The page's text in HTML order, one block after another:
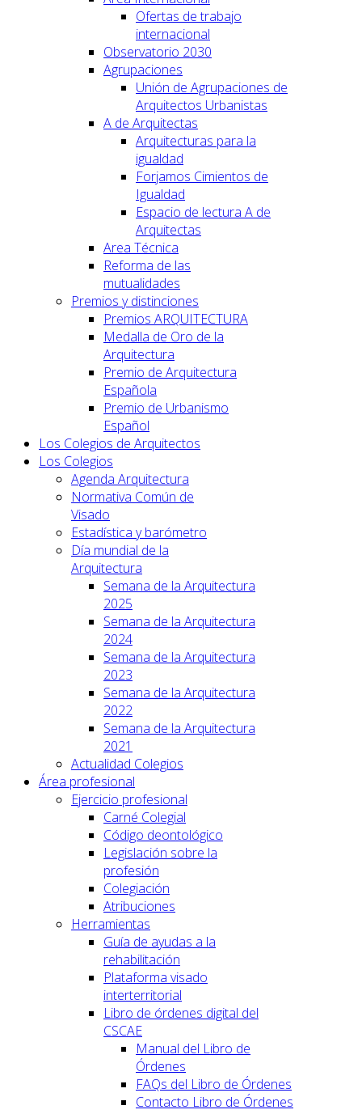
Ofertas de trabajo
internacional
Observatorio 2030
Agrupaciones
Unión de Agrupaciones de
Arquitectos Urbanistas
A de Arquitectas
Arquitecturas para la
igualdad
Forjamos Cimientos de
Igualdad
Espacio de lectura A de
Arquitectas
Area Técnica
Reforma de las
mutualidades
Premios y distinciones
Premios ARQUITECTURA
Medalla de Oro de la
Arquitectura
Premio de Arquitectura
Española
Premio de Urbanismo
Español
Los Colegios de Arquitectos
Los Colegios
Agenda Arquitectura
Normativa Común de
Visado
Estadística y barómetro
Día mundial de la
Arquitectura
Semana de la Arquitectura
2025
Semana de la Arquitectura
2024
Semana de la Arquitectura
2023
Semana de la Arquitectura
2022
Semana de la Arquitectura
2021
Actualidad Colegios
Área profesional
Ejercicio profesional
Carné Colegial
Código deontológico
Legislación sobre la
profesión
Colegiación
Atribuciones
Herramientas
Guía de ayudas a la
rehabilitación
Plataforma visado
interterritorial
Libro de órdenes digital del
CSCAE
Manual del Libro de
Órdenes
FAQs del Libro de Órdenes
Contacto Libro de Órdenes